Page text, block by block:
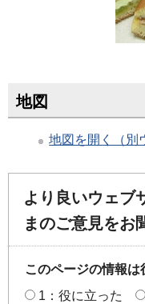
地図
地図を開く（別
より良いウェブ
まのご意見をお
このページの情報は
1：役に立った